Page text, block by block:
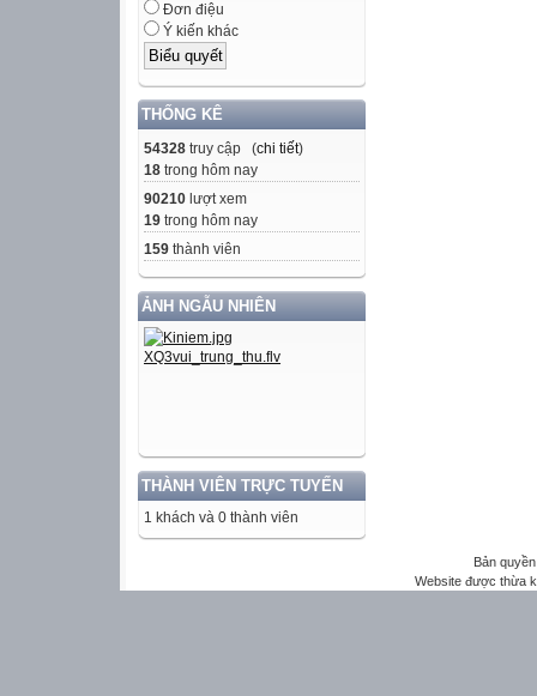
Đơn điệu
Ý kiến khác
THỐNG KÊ
54328 truy cập (chi tiết)
18 trong hôm nay
90210 lượt xem
19 trong hôm nay
159 thành viên
ẢNH NGẪU NHIÊN
THÀNH VIÊN TRỰC TUYẾN
1 khách và 0 thành viên
Bản
Website được thừa